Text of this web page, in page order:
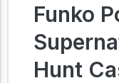
Funko
Hunt